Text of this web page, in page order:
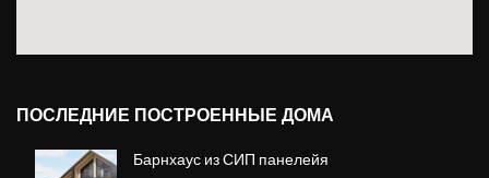
ПОСЛЕДНИЕ ПОСТРОЕННЫЕ ДОМА
Барнхаус из СИП панелейя